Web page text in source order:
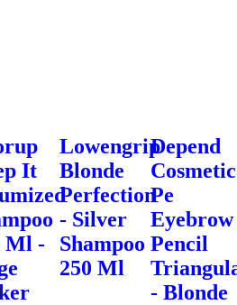
It
Ml -
Lowengrip
Blonde
Perfection
- Silver
Shampoo
250 Ml
Depend
Cosmetic
Pe
Eyebrow
Pencil
- Blonde